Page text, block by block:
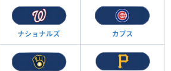
ナショナルズ カブス